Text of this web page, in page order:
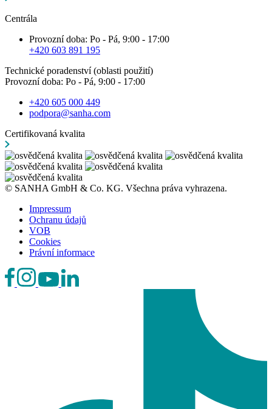
Centrála
Provozní doba: Po - Pá, 9:00 - 17:00
+420 603 891 195
Technické poradenství (oblasti použití)
Provozní doba: Po - Pá, 9:00 - 17:00
+420 605 000 449
podpora@sanha.com
Certifikovaná kvalita
© SANHA GmbH & Co. KG. Všechna práva vyhrazena.
Impressum
Ochranu údajů
VOB
Cookies
Právní informace